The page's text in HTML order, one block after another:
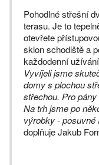
Pohodlné střešní
terasu. Je to
otevřete
sklon schodiště a
každodenní
Vyvíjeli jsme
domy s plochou
střechou. Pro
Na trh jsme po
výrobky - posuvné
doplňuje Jakub